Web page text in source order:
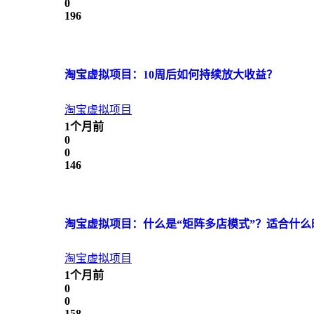
0
196
淘宝虚拟项目：10周后如何持续放大收益？
淘宝虚拟项目
1个月前
0
0
146
淘宝虚拟项目：什么是“矩阵多店模式”？适合什
淘宝虚拟项目
1个月前
0
0